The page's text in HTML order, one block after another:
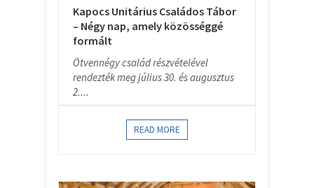
Kapocs Unitárius Családos Tábor
– Négy nap, amely közösséggé
formált
Ötvennégy család részvételével
rendezték meg július 30. és augusztus
2....
READ MORE